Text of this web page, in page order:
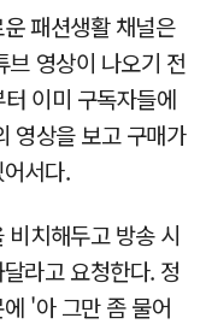
패션생활 채널은
영상이 나오기 전
이미 구독자들에
영상을 보고 구매가
서다.
치해두고 방송 시
라고 요청한다. 정
'아 그만 좀 물어